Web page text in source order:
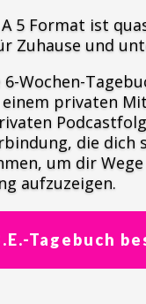
5 Format ist
Zuhause und
Wochen-
einem privaten
die dich
um dir
aufzuzeigen.
Tagebuch